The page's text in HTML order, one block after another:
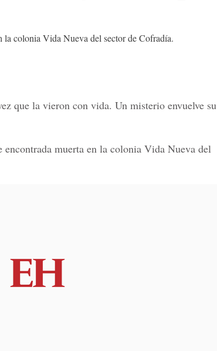
la colonia Vida Nueva del sector de Cofradía.
que la vieron con vida. Un misterio envuelve su
encontrada muerta en la colonia Vida Nueva del